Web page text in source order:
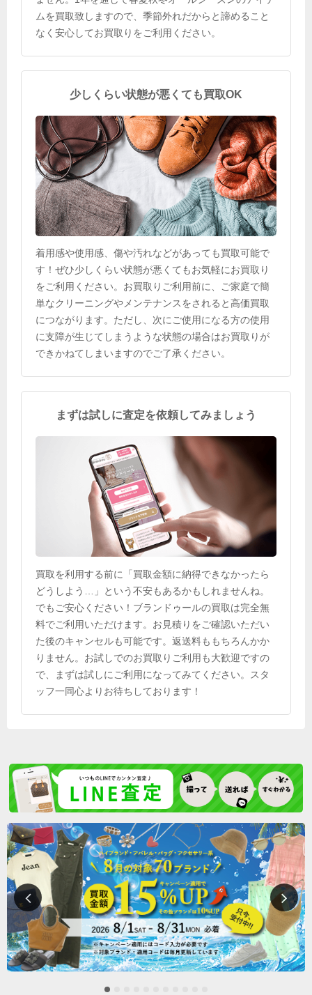
ムを買取致しますので、季節外れだからと諦めること
なく安心してお買取りをご利用ください。
少しくらい状態が悪くても買取OK
着用感や使用感、傷や汚れなどがあっても買取可能で
す！ぜひ少しくらい状態が悪くてもお気軽にお買取り
をご利用ください。お買取りご利用前に、ご家庭で簡
単なクリーニングやメンテナンスをされると高価買取
につながります。ただし、次にご使用になる方の使用
に支障が生じてしまうような状態の場合はお買取りが
できかねてしまいますのでご了承ください。
まずは試しに査定を依頼してみましょう
買取を利用する前に「買取金額に納得できなかったら
どうしよう…」という不安もあるかもしれませんね。
でもご安心ください！ブランドゥールの買取は完全無
料でご利用いただけます。お見積りをご確認いただい
た後のキャンセルも可能です。返送料ももちろんかか
りません。お試しでのお買取りご利用も大歓迎ですの
で、まずは試しにご利用になってみてください。スタ
ッフ一同心よりお待ちしております！